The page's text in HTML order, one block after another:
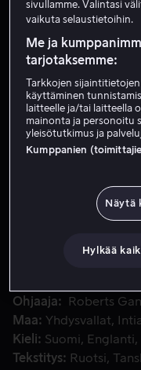
7.0 Perhe-
S
HD
Helinä-keiju,
Helinä-keiju,
Talvimetsään
Ohjaaja
Roberts
Maa
Yhdysvallat
Kieli
Suomi Englanti
Tekstitys
Ruotsi
sivullamme. Valintasi
vaikuta selaustietoihin.
Me ja
tarjotaksemme:
Tarkkojen
käyttäminen
laitteelle ja/tai laitteella
mainonta ja personoitu
yleisötutkimus ja
Kumppanien
Näytä
Hylkää